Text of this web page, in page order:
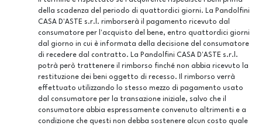
della scadenza del periodo di quattordici giorni. La Pandolfini
CASA D'ASTE s.r.l. rimborserà il pagamento ricevuto dal
consumatore per l'acquisto del bene, entro quattordici giorni
dal giorno in cui è informata della decisione del consumatore
di recedere dal contratto. La Pandolfini CASA D'ASTE s.r.l.
potrà però trattenere il rimborso finché non abbia ricevuto la
restituzione dei beni oggetto di recesso. Il rimborso verrà
effettuato utilizzando lo stesso mezzo di pagamento usato
dal consumatore per la transazione iniziale, salvo che il
consumatore abbia espressamente convenuto altrimenti e a
condizione che questi non debba sostenere alcun costo quale